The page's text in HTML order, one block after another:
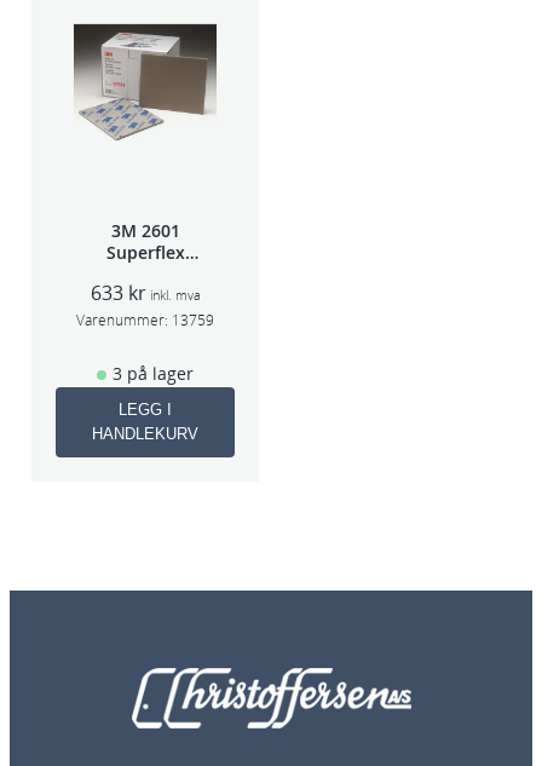
3M 2601
Superflex
(20=1pk)
116mmx140mm
633 kr inkl. mva
Varenummer: 13759
3 på lager
LEGG I
HANDLEKURV